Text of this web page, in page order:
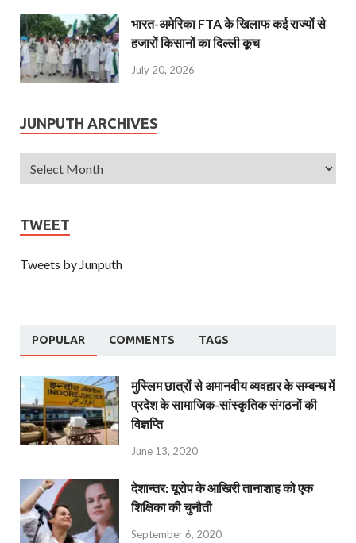
भारत-अमेरिका FTA के खिलाफ कई राज्यों से
हजारों किसानों का दिल्ली कूच
July 20, 2026
JUNPUTH ARCHIVES
TWEET
Tweets by Junputh
POPULAR COMMENTS TAGS
मुस्लिम छात्रों से अमानवीय व्यवहार के सम्बन्ध में
प्रदेश के सामाजिक-सांस्कृतिक संगठनों की
विज्ञप्ति
June 13, 2020
देशान्‍तर: यूरोप के आखिरी तानाशाह को एक
शिक्षिका की चुनौती
September 6, 2020